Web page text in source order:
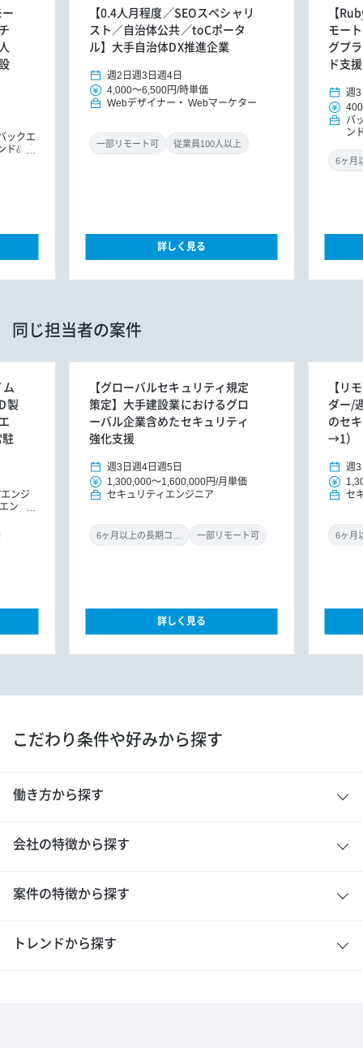
ックエ
ド&バ
【0.4人月程度／SEOスペシャリ
スト／自治体公共／toCポータ
ル】大手自治体DX推進企業
週2日 週3日 週4日
4,000～6,500円/時単価
Webデザイナー
Webマーケター
一部リモート可 従業員100人以上
詳しく見る
【
モー
グプ
ド支援
週3
バ
ン
同じ担当者の案件
製
ンジ
ンジ
【グローバルセキュリティ規定
策定】大手建設業におけるグロ
ーバル企業含めたセキュリティ
強化支援
週3日 週4日 週5日
1,300,000～1,600,000円/月単価
セキュリティエンジニア
一部リモート可
詳しく見る
【リ
ダー/
のセ
→1）
週3
セ
こだわり条件や好みから探す
働き方から探す
会社の特徴から探す
案件の特徴から探す
トレンドから探す